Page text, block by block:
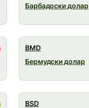
Барбадоски долар
BMD
Бермудски долар
BSD